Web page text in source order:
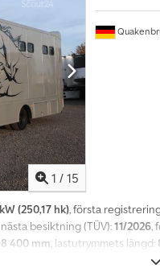
1 / 15
(250,17 hk), första
nästa besiktning (TÜV):11/2026,
400 mm, lastutrymmets längd:
2022! Bostadsdel: